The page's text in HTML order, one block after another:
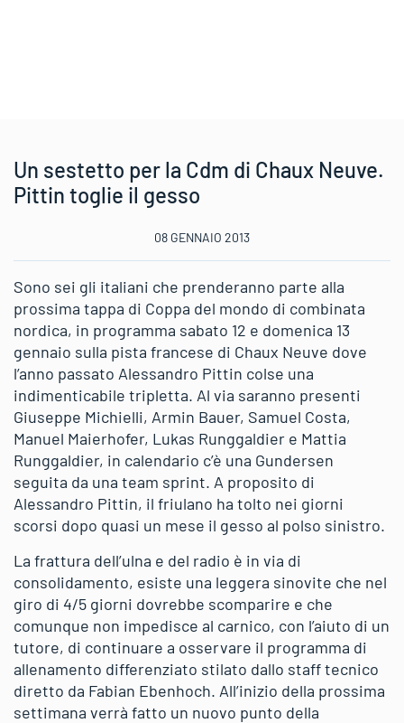
Un sestetto per la Cdm di Chaux Neuve.
Pittin toglie il gesso
08 GENNAIO 2013
Sono sei gli italiani che prenderanno parte alla
prossima tappa di Coppa del mondo di combinata
nordica, in programma sabato 12 e domenica 13
gennaio sulla pista francese di Chaux Neuve dove
l’anno passato Alessandro Pittin colse una
indimenticabile tripletta. Al via saranno presenti
Giuseppe Michielli, Armin Bauer, Samuel Costa,
Manuel Maierhofer, Lukas Runggaldier e Mattia
Runggaldier, in calendario c’è una Gundersen
seguita da una team sprint. A proposito di
Alessandro Pittin, il friulano ha tolto nei giorni
scorsi dopo quasi un mese il gesso al polso sinistro.
La frattura dell’ulna e del radio è in via di
consolidamento, esiste una leggera sinovite che nel
giro di 4/5 giorni dovrebbe scomparire e che
comunque non impedisce al carnico, con l’aiuto di un
tutore, di continuare a osservare il programma di
allenamento differenziato stilato dallo staff tecnico
diretto da Fabian Ebenhoch. All’inizio della prossima
settimana verrà fatto un nuovo punto della